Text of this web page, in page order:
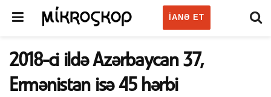
IANƏ ET
2018-ci ildə Azərbaycan 37,
Ermənistan isə 45 hərbi